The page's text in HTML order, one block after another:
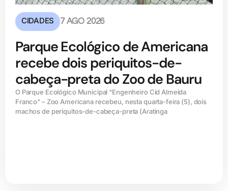
CIDADES 7 AGO 2026
Parque Ecológico de Americana
recebe dois periquitos-de-
cabeça-preta do Zoo de Bauru
O Parque Ecológico Municipal “Engenheiro Cid Almeida
Franco” – Zoo Americana recebeu, nesta quarta-feira (5), dois
machos de periquitos-de-cabeça-preta (Aratinga